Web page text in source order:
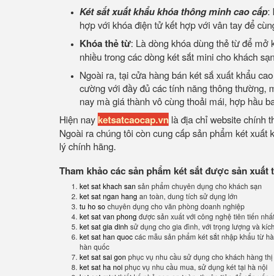
Két sắt xuất khẩu khóa thông minh cao cấp:
hợp với khóa điện tử kết hợp với vân tay để
Khóa thẻ từ: Là dòng khóa dùng thẻ từ để
nhiều trong các dòng két sắt mini cho khách
Ngoài ra, tại cửa hàng bán két sắ xuất khẩu
cường với đầy đủ các tính năng thông thường,
nay mà giá thành vô cùng thoải mái, hợp hầu
Hiện nay ketsatcaocap.vn là địa chỉ website chính
Ngoài ra chúng tôi còn cung cấp sản phẩm két
lý chính hãng.
Tham khảo các sản phẩm két sắt được sản xuất
ket sat khach san sản phẩm chuyên dụng cho khách sạn
ket sat ngan hang an toàn, dung tích sử dụng lớn
tu ho so chuyên dụng cho văn phòng doanh nghiệp
ket sat van phong được sản xuất với công nghệ tiên tiến
ket sat gia dinh sử dụng cho gia đình, với trọng lượng và
ket sat han quoc các mẫu sản phẩm két sắt nhập khẩu từ
hàn quốc
ket sat sai gon phục vụ nhu cầu sử dụng cho khách hàng
ket sat ha noi phục vụ nhu cầu mua, sử dụng két tại hà nội